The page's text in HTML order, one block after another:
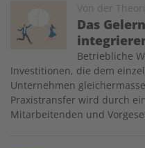
Von der
Das
Betriebliche
Investitionen, die dem
Unternehmen
Praxistransfer wird durch
Mitarbeitenden und